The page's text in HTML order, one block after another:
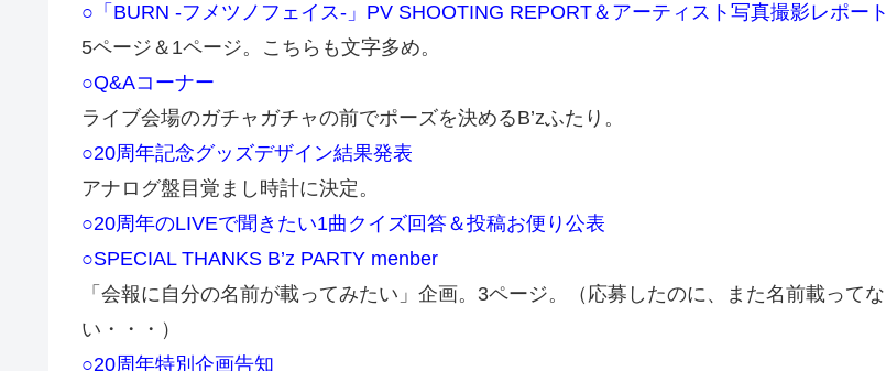
○「BURN -フメツノフェイス-」PV SHOOTING REPORT＆アーティスト写真撮影レポート
5ページ＆1ページ。こちらも文字多め。
○Q&Aコーナー
ライブ会場のガチャガチャの前でポーズを決めるB’zふたり。
○20周年記念グッズデザイン結果発表
アナログ盤目覚まし時計に決定。
○20周年のLIVEで聞きたい1曲クイズ回答＆投稿お便り公表
○SPECIAL THANKS B’z PARTY menber
「会報に自分の名前が載ってみたい」企画。3ページ。（応募したのに、また名前載ってな
い・・・）
○20周年特別企画告知